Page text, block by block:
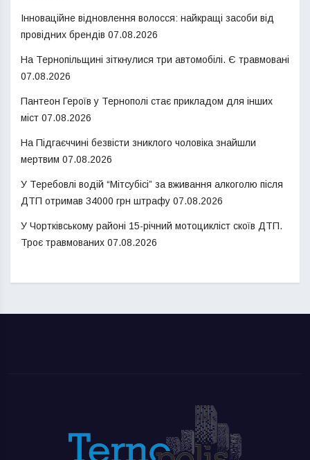
Інноваційне відновлення волосся: найкращі засоби від
провідних брендів 07.08.2026
На Тернопільщині зіткнулися три автомобілі. Є травмовані
07.08.2026
Пантеон Героїв у Тернополі стає прикладом для інших
міст 07.08.2026
На Підгаєччині безвісти зниклого чоловіка знайшли
мертвим 07.08.2026
У Теребовлі водій “Мітсубісі” за вживання алкоголю після
ДТП отримав 34000 грн штрафу 07.08.2026
У Чортківському районі 15-річний мотоцикліст скоїв ДТП.
Троє травмованих 07.08.2026